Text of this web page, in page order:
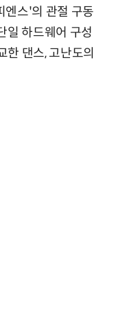
엔스'의 관절 구동
일 하드웨어 구성
한 댄스, 고난도의